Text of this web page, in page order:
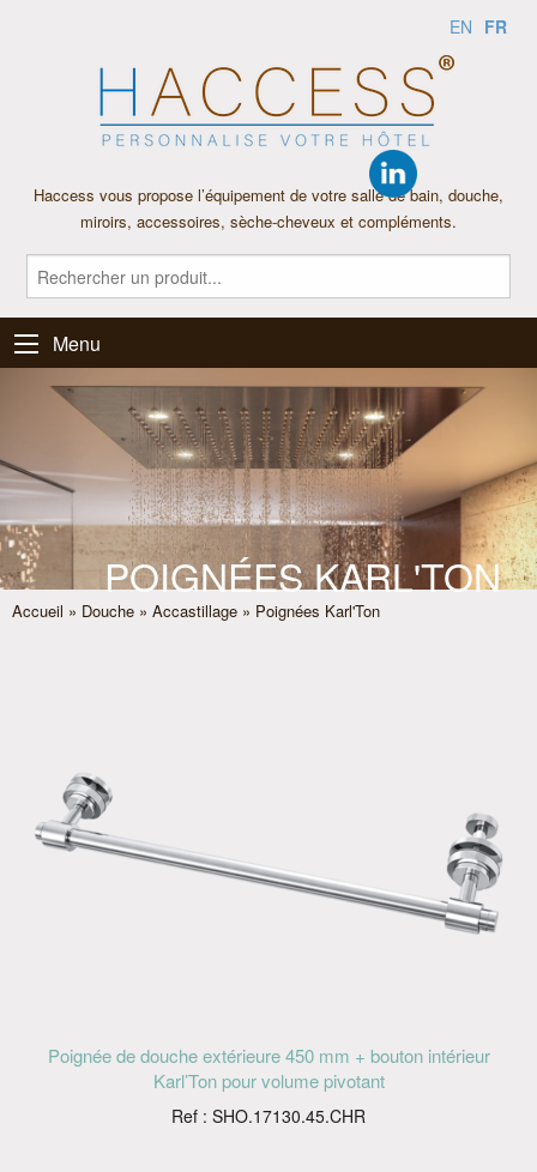
EN FR
Haccess vous propose l’équipement de votre salle de bain, douche,
miroirs, accessoires, sèche-cheveux et compléments.
Menu
POIGNÉES KARL'TON
Accueil » Douche » Accastillage » Poignées Karl'Ton
Poignée de douche extérieure 450 mm + bouton intérieur
Karl’Ton pour volume pivotant
Ref : SHO.17130.45.CHR